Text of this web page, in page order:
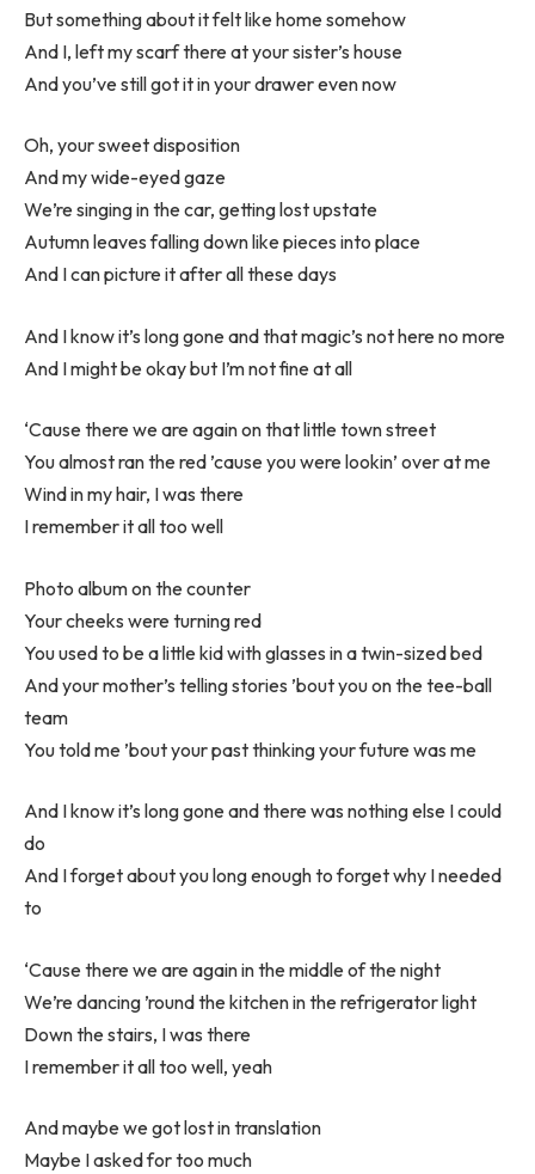
But something about it felt like home somehow
And I, left my scarf there at your sister’s house
And you’ve still got it in your drawer even now
Oh, your sweet disposition
And my wide-eyed gaze
We’re singing in the car, getting lost upstate
Autumn leaves falling down like pieces into place
And I can picture it after all these days
And I know it’s long gone and that magic’s not here no more
And I might be okay but I’m not fine at all
‘Cause there we are again on that little town street
You almost ran the red ’cause you were lookin’ over at me
Wind in my hair, I was there
I remember it all too well
Photo album on the counter
Your cheeks were turning red
You used to be a little kid with glasses in a twin-sized bed
And your mother’s telling stories ’bout you on the tee-ball
team
You told me ’bout your past thinking your future was me
And I know it’s long gone and there was nothing else I could
do
And I forget about you long enough to forget why I needed
to
‘Cause there we are again in the middle of the night
We’re dancing ’round the kitchen in the refrigerator light
Down the stairs, I was there
I remember it all too well, yeah
And maybe we got lost in translation
Maybe I asked for too much